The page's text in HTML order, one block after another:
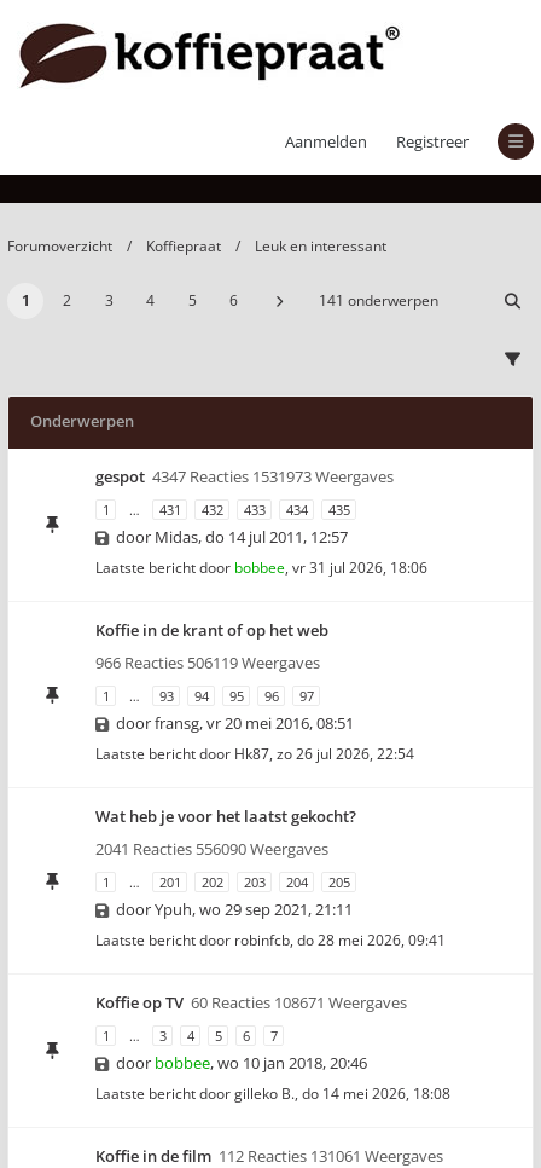
Aanmelden Registreer
Forumoverzicht Koffiepraat Leuk en interessant
1 2 3 4 5 6 141 onderwerpen
Onderwerpen
gespot 4347 Reacties 1531973 Weergaves
1 … 431 432 433 434 435
door Midas,do 14 jul 2011, 12:57
Laatste bericht door bobbee, vr 31 jul 2026, 18:06
Koffie in de krant of op het web
966 Reacties 506119 Weergaves
1 … 93 94 95 96 97
doorfransg,vr 20 mei 2016, 08:51
Laatste bericht door Hk87, zo 26 jul 2026, 22:54
Wat heb je voor het laatst gekocht?
2041 Reacties 556090 Weergaves
1 … 201 202 203 204 205
doorYpuh,wo 29 sep 2021, 21:11
Laatste bericht door robinfcb, do 28 mei 2026, 09:41
Koffie op TV 60 Reacties 108671 Weergaves
1 … 3 4 5 6 7
door bobbee,wo 10 jan 2018, 20:46
Laatste bericht doorgilleko B., do 14 mei 2026, 18:08
Koffie in de film 112 Reacties 131061 Weergaves